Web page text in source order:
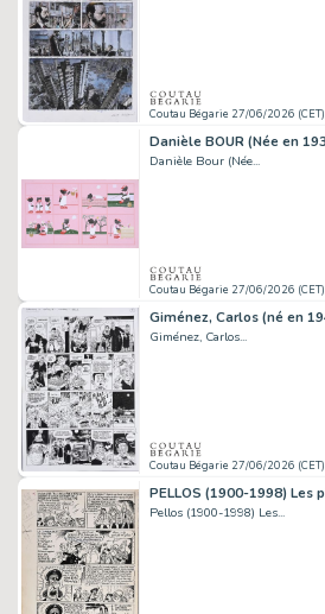
Coutau Bégarie 27/06/2026 (CET)
Danièle Bour (Née...
Coutau Bégarie 27/06/2026 (CET)
Giménez, Carlos...
Coutau Bégarie 27/06/2026 (CET)
Pellos (1900-1998) Les...